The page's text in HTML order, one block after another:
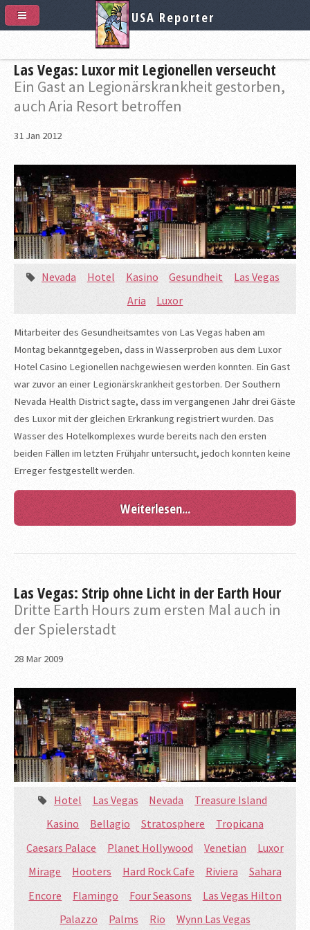
Las Vegas: Luxor mit Legionellen verseucht
Ein Gast an Legionärskrankheit gestorben,
auch Aria Resort betroffen
31 Jan 2012
Nevada Hotel Kasino Gesundheit
Las Vegas
Aria
Luxor
Mitarbeiter des Gesundheitsamtes von Las Vegas haben am
Montag bekanntgegeben, dass in Wasserproben aus dem Luxor
Hotel Casino Legionellen nachgewiesen werden konnten. Ein Gast
war zuvor an einer Legionärskrankheit gestorben. Der Southern
Nevada Health District sagte, dass im vergangenen Jahr drei Gäste
des Luxor mit der gleichen Erkrankung registriert wurden. Das
Wasser des Hotelkomplexes wurde bereits nach den ersten
beiden Fällen im letzten Frühjahr untersucht, jedoch konnten keine
Erreger festgestellt werden.
Weiterlesen...
Las Vegas: Strip ohne Licht in der Earth Hour
Dritte Earth Hours zum ersten Mal auch in
der Spielerstadt
28 Mar 2009
Hotel Las Vegas Nevada
Treasure Island
Kasino
Bellagio Stratosphere
Tropicana
Caesars Palace
Planet Hollywood Venetian
Luxor
Mirage
Hooters Hard Rock Cafe Riviera
Sahara
Encore
Flamingo Four Seasons
Las Vegas Hilton
Palazzo
Palms Rio Wynn Las Vegas
USA Reporter